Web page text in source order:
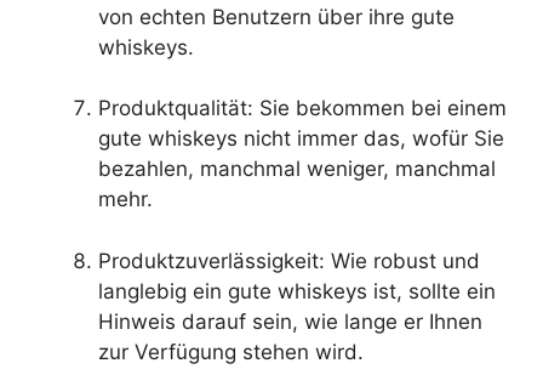
von echten Benutzern über ihre gute
whiskeys.
Produktqualität: Sie bekommen bei einem
gute whiskeys nicht immer das, wofür Sie
bezahlen, manchmal weniger, manchmal
mehr.
Produktzuverlässigkeit: Wie robust und
langlebig ein gute whiskeys ist, sollte ein
Hinweis darauf sein, wie lange er Ihnen
zur Verfügung stehen wird.